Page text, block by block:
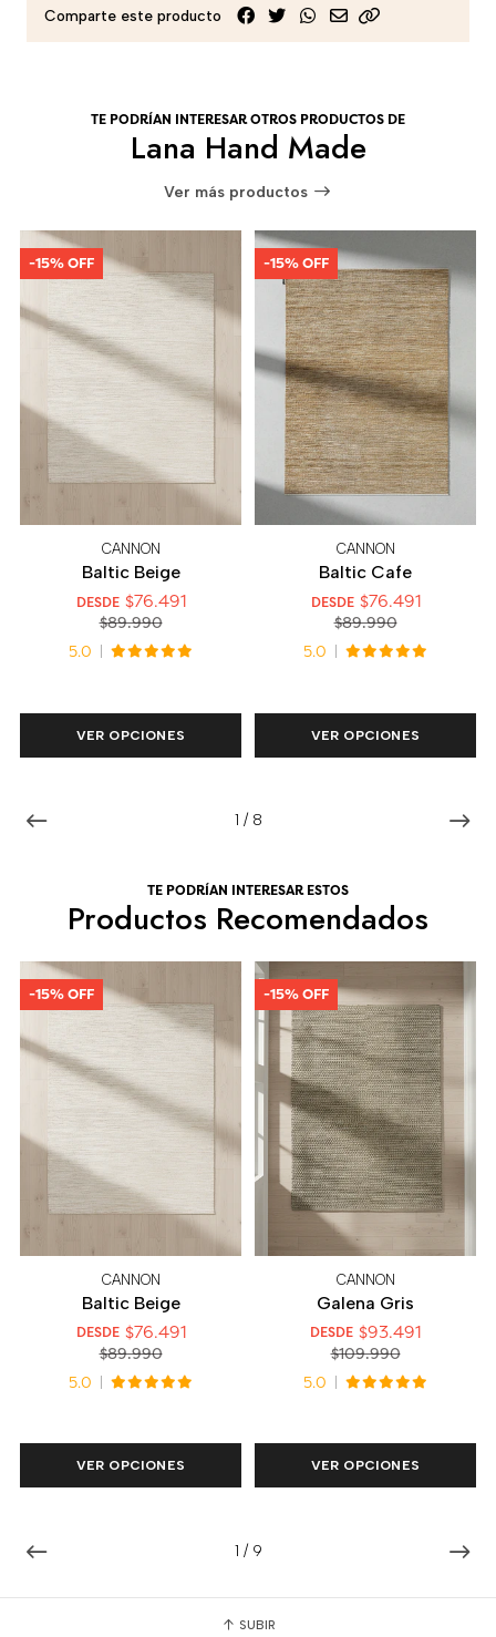
Comparte este producto
TE PODRÍAN INTERESAR OTROS PRODUCTOS DE
Lana Hand Made
Ver más productos
1 / 8
-15% OFF
CANNON
Baltic Beige
DESDE $76.491
$89.990
5.0
VER OPCIONES
-15% OFF
CANNON
Baltic Cafe
DESDE $76.491
$89.990
5.0
VER OPCIONES
TE PODRÍAN INTERESAR ESTOS
Productos Recomendados
1 / 9
-15% OFF
CANNON
Baltic Beige
DESDE $76.491
$89.990
5.0
VER OPCIONES
-15% OFF
CANNON
Galena Gris
DESDE $93.491
$109.990
5.0
VER OPCIONES
SUBIR